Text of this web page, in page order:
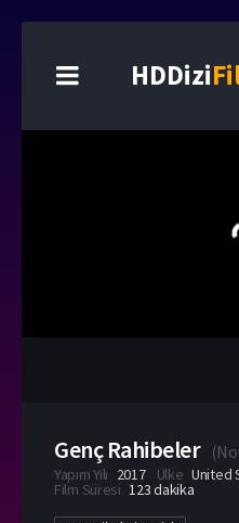
HDDizi
Genç Rahibeler (
Yapım Yılı 2017 Ülke United
Film Süresi 123 dakika